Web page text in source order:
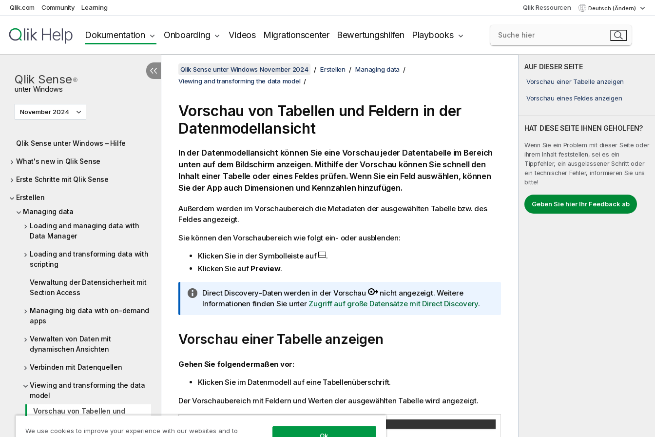
Qlik.com Community Learning Qlik Ressourcen Deutsch (Ändern)
Dokumentation Onboarding Videos Migrationscenter Bewertungshilfen Playbooks
Qlik Sense ®
unter Windows
November 2024
Qlik Sense unter Windows – Hilfe
What's new in Qlik Sense
Erste Schritte mit Qlik Sense
Erstellen
Managing data
Loading and managing data with
Data Manager
Loading and transforming data with
scripting
Verwaltung der Datensicherheit mit
Section Access
Managing big data with on-demand
apps
Verwalten von Daten mit
dynamischen Ansichten
Verbinden mit Datenquellen
Viewing and transforming the data
model
Vorschau von Tabellen und
AUF DIESER SEITE
Vorschau einer Tabelle anzeigen
Vorschau eines Feldes anzeigen
HAT DIESE SEITE IHNEN GEHOLFEN?
Wenn Sie ein Problem mit dieser Seite oder
ihrem Inhalt feststellen, sei es ein
Tippfehler, ein ausgelassener Schritt oder
ein technischer Fehler, informieren Sie uns
bitte!
Geben Sie hier Ihr Feedback ab
Qlik Sense unter Windows November 2024 Erstellen
Managing data
Viewing and transforming the data model
Vorschau von Tabellen und Feldern in der
Datenmodellansicht
In der Datenmodellansicht können Sie eine Vorschau jeder Datentabelle im Bereich
unten auf dem Bildschirm anzeigen. Mithilfe der Vorschau können Sie schnell den
Inhalt einer Tabelle oder eines Feldes prüfen. Wenn Sie ein Feld auswählen, können
Sie der App auch Dimensionen und Kennzahlen hinzufügen.
Außerdem werden im Vorschaubereich die Metadaten der ausgewählten Tabelle bzw. des
Feldes angezeigt.
Sie können den Vorschaubereich wie folgt ein- oder ausblenden:
Klicken Sie in der Symbolleiste auf
.
Klicken Sie auf Preview.
I
n
r
m
t
i
n
i
Direct Discovery-Daten werden in der Vorschau nicht angezeigt. Weitere
Informationen finden Sie unter Zugriff auf große Datensätze mit Direct Discovery.
Vorschau einer Tabelle anzeigen
Gehen Sie folgendermaßen vor:
Klicken Sie im Datenmodell auf eine Tabellenüberschrift.
Der Vorschaubereich mit Feldern und Werten der ausgewählten Tabelle wird angezeigt.
We use cookies to improve your experience with our websites and to